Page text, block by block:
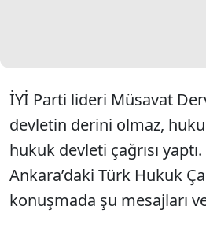
İYİ Parti lideri Müsavat
devletin derini olmaz,
hukuk devleti çağrısı
Ankara’daki Türk Hukuk
konuşmada şu mesajları